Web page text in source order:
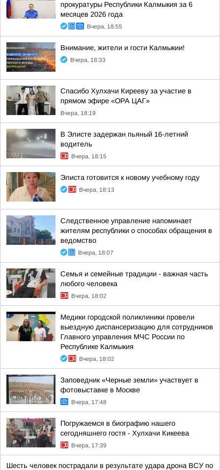
прокуратуры Республики Калмыкия за 6
месяцев 2026 года
Вчера, 18:55
Внимание, жители и гости Калмыкии!
Вчера, 18:33
Спасибо Хулхачи Кирееву за участие в
прямом эфире «ОРА ЦАГ»
Вчера, 18:19
В Элисте задержан пьяный 16-летний
водитель
Вчера, 18:15
Элиста готовится к новому учебному году
Вчера, 18:13
Следственное управление напоминает
жителям республики о способах обращения в
ведомство
Вчера, 18:07
Семья и семейные традиции - важная часть
любого человека
Вчера, 18:02
Медики городской поликлиники провели
выездную диспансеризацию для сотрудников
Главного управления МЧС России по
Республике Калмыкия
Вчера, 18:02
Заповедник «Черные земли» участвует в
фотовыставке в Москве
Вчера, 17:48
Погружаемся в биографию нашего
сегодняшнего гостя - Хулхачи Кикеева
Вчера, 17:39
Шесть человек пострадали в результате удара дрона ВСУ по